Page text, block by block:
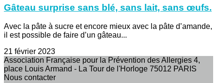
Gâteau surprise sans blé, sans lait, sans œufs.
Avec la pâte à sucre et encore mieux avec la pâte d’amande,
il est possible de faire d’un gâteau...
21 février 2023
Association Française pour la Prévention des Allergies 4,
place Louis Armand - La Tour de l'Horloge 75012 PARIS
Nous contacter